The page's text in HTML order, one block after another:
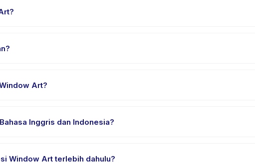
Art?
Inggris dan Indonesia?
Window Art terlebih dahulu?